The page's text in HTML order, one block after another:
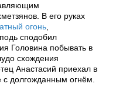
В его руках
огонь,
сподобил
Головина побывать в
схождения
Анастасий приехал в
с долгожданным огнём.